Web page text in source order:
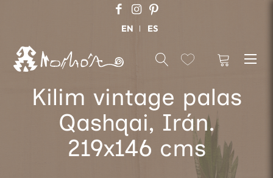
EN ES
Kilim vintage palas
Qashqai, Irán.
219x146 cms